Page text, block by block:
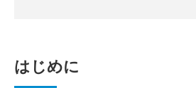
はじめに